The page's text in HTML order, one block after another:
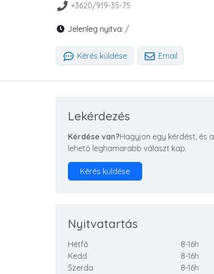
+3620/919-35-75
Jelenleg nyitva: /
Kérés küldése Email
Lekérdezés
Kérdése van?Hagyjon egy kérdést, és a
lehető leghamarabb választ kap.
Kérés küldése
Nyitvatartás
Hétfő
8-16h
Kedd
8-16h
Szerda
8-16h